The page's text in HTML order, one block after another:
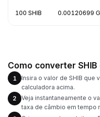
100 SHIB 0.00120699
Como converter SHIB
1
Insira o valor de SHIB que
calculadora acima.
2
Veja instantaneamente o
taxa de câmbio em tempo